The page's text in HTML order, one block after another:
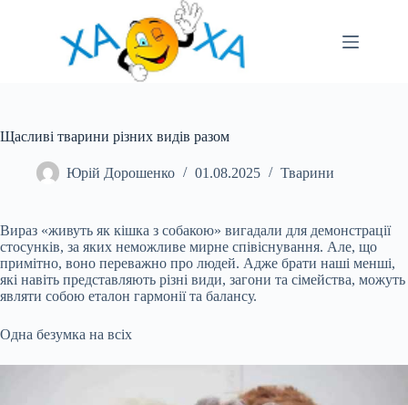
Щасливі тварини різних видів разом
Юрій Дорошенко 01.08.2025 Тварини
Вираз «живуть як кішка з собакою» вигадали для демонстрації
стосунків, за яких неможливе мирне співіснування. Але, що
примітно, воно переважно про людей. Адже брати наші менші,
які навіть представляють різні види, загони та сімейства, можуть
являти собою еталон гармонії та балансу.
Одна безумка на всіх